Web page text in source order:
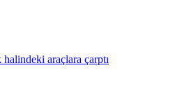
araçlara çarptı